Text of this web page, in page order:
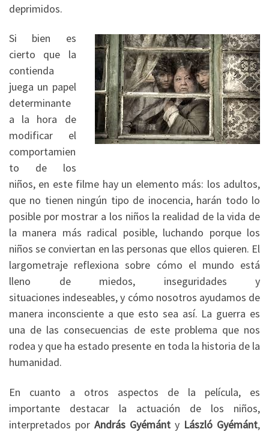
deprimidos.
Si bien es
cierto que la
contienda
juega un papel
determinante
a la hora de
modificar el
comportamien
to de los
niños, en este filme hay un elemento más: los adultos,
que no tienen ningún tipo de inocencia, harán todo lo
posible por mostrar a los niños la realidad de la vida de
la manera más radical posible, luchando porque los
niños se conviertan en las personas que ellos quieren. El
largometraje reflexiona sobre cómo el mundo está
lleno de miedos, inseguridades y
situaciones indeseables, y cómo nosotros ayudamos de
manera inconsciente a que esto sea así. La guerra es
una de las consecuencias de este problema que nos
rodea y que ha estado presente en toda la historia de la
humanidad.
En cuanto a otros aspectos de la película, es
importante destacar la actuación de los niños,
interpretados por András Gyémánt y László Gyémánt,